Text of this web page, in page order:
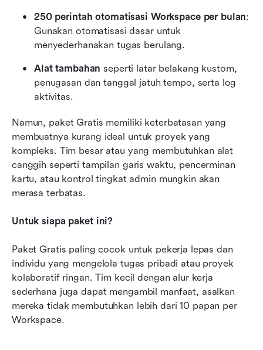
250 perintah otomatisasi Workspace per bulan:
Gunakan otomatisasi dasar untuk
menyederhanakan tugas berulang.
Alat tambahan seperti latar belakang kustom,
penugasan dan tanggal jatuh tempo, serta log
aktivitas.
Namun, paket Gratis memiliki keterbatasan yang
membuatnya kurang ideal untuk proyek yang
kompleks. Tim besar atau yang membutuhkan alat
canggih seperti tampilan garis waktu, pencerminan
kartu, atau kontrol tingkat admin mungkin akan
merasa terbatas.
Untuk siapa paket ini?
Paket Gratis paling cocok untuk pekerja lepas dan
individu yang mengelola tugas pribadi atau proyek
kolaboratif ringan. Tim kecil dengan alur kerja
sederhana juga dapat mengambil manfaat, asalkan
mereka tidak membutuhkan lebih dari 10 papan per
Workspace.